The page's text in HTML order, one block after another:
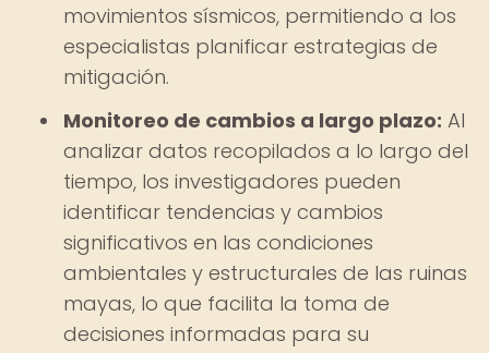
movimientos sísmicos, permitiendo a los
especialistas planificar estrategias de
mitigación.
Monitoreo de cambios a largo plazo: Al
analizar datos recopilados a lo largo del
tiempo, los investigadores pueden
identificar tendencias y cambios
significativos en las condiciones
ambientales y estructurales de las ruinas
mayas, lo que facilita la toma de
decisiones informadas para su